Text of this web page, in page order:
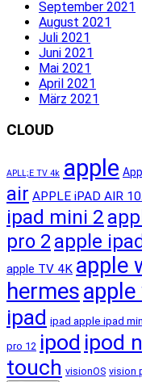
September 2021
August 2021
Juli 2021
Juni 2021
Mai 2021
April 2021
März 2021
CLOUD
APLL;E TV 4k apple
air APPLE iPAD AIR
ipad mini 2
pro 2 apple
apple TV 4K apple
hermes
ipad ipad apple ipad
pro 12 ipod ipod
touch visionOS vision